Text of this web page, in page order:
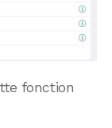
fonction